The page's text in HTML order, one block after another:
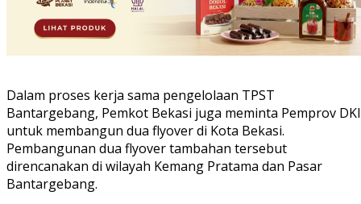
Dalam proses kerja sama pengelolaan TPST
Bantargebang, Pemkot Bekasi juga meminta Pemprov DKI
untuk membangun dua flyover di Kota Bekasi.
Pembangunan dua flyover tambahan tersebut
direncanakan di wilayah Kemang Pratama dan Pasar
Bantargebang.